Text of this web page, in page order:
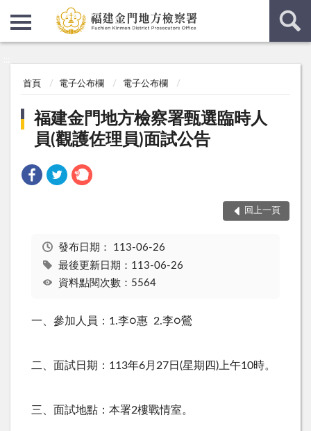
首頁 電子公布欄 電子公布欄
福建金門地方檢察署甄選臨時人
員(觀護佐理員)面試公告
回上一頁
發布日期： 113-06-26
最後更新日期：113-06-26
資料點閱次數：5564
一、參加人員： 1.李○惠 2.李○鶯
二、面試日期： 113年6月 27日 (星期四) 上午10時。
三、面試地點：本署2樓戰情室。